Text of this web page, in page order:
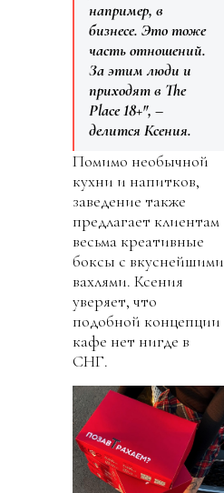
например, в
бизнесе. Это тоже
часть отношений.
За этим люди и
приходят в The
Place 18+", –
делится Ксения.
Помимо необычной
кухни и напитков,
заведение также
предлагает клиентам
весьма креативные
боксы с вкуснейшими
вахлями. Ксения
уверяет, что
подобной концепции
кафе нет нигде в
СНГ.